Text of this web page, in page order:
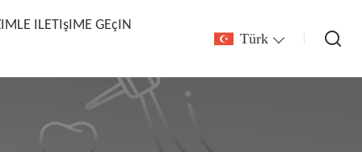
ILETIşIME GEçIN
Türk